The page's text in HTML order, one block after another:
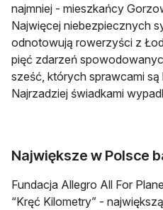
najmniej - mieszkańcy
Najwięcej niebezpiecznych
odnotowują rowerzyści z
pięć zdarzeń
sześć, których sprawcami
Najrzadziej świadkami
Największe w Polsce
Fundacja Allegro All For
“Kręć Kilometry” -